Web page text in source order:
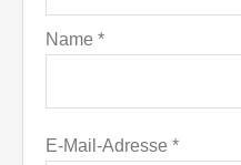
Name *
E-Mail-Adresse *